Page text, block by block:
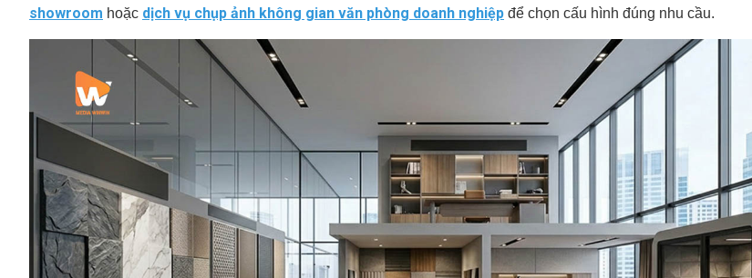
showroom hoặc dịch vụ chụp ảnh không gian văn phòng doanh nghiệp để chọn cấu hình đúng nhu cầu.